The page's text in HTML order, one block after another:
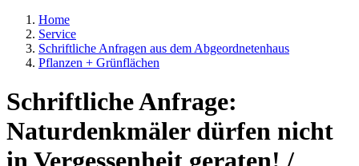
Home
Service
Schriftliche Anfragen aus dem Abgeordnetenhaus
Pflanzen + Grünflächen
Schriftliche Anfrage:
Naturdenkmäler dürfen nicht